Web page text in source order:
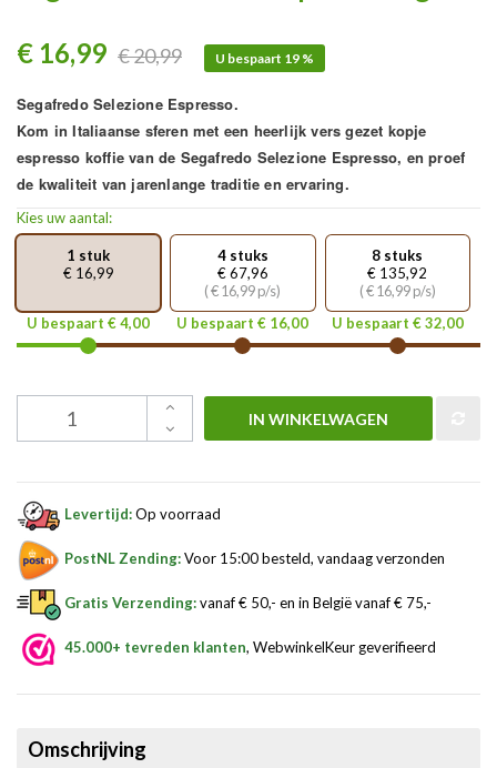
€ 16,99 € 20,99 U bespaart 19 %
Segafredo Selezione Espresso.
Kom in Italiaanse sferen met een heerlijk vers gezet kopje
espresso koffie van de Segafredo Selezione Espresso, en proef
de kwaliteit van jarenlange traditie en ervaring.
Kies uw aantal:
1 stuk
€ 16,99
U bespaart € 4,00
4 stuks
€ 67,96
( € 16,99 p/s)
U bespaart € 16,00
8 stuks
€ 135,92
( € 16,99 p/s)
U bespaart € 32,00
IN WINKELWAGEN
Levertijd:Op voorraad
PostNL Zending:Voor 15:00 besteld, vandaag verzonden
Gratis Verzending:vanaf € 50,- en in België vanaf € 75,-
45.000+ tevreden klanten, WebwinkelKeur geverifieerd
Omschrijving